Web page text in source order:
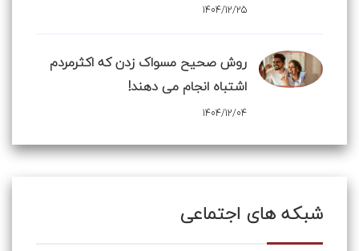
1404/12/25
روش صحیح مسواک زدن که اکثرمردم
اشتباه انجام می دهند!
1404/12/04
شبکه های اجتماعی